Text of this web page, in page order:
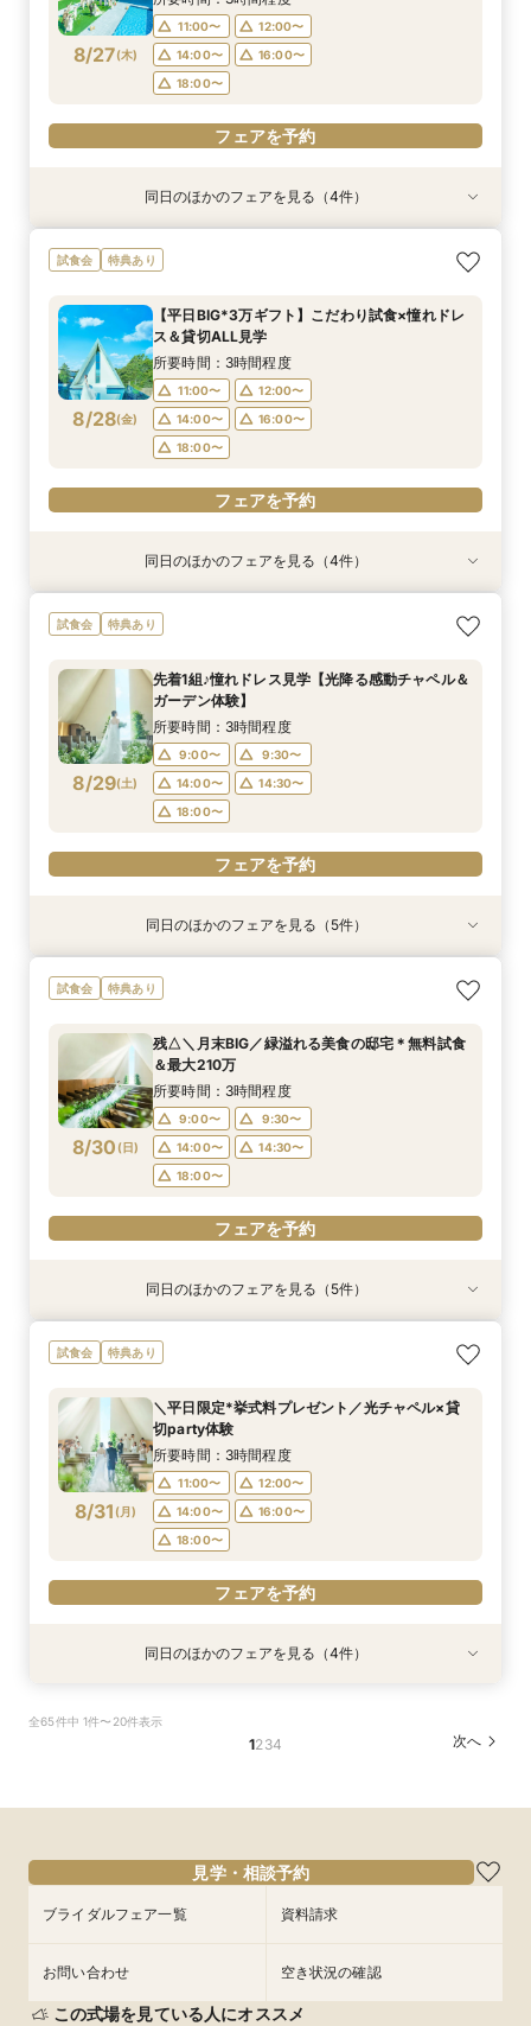
18:00〜
フェアを予約
18:00〜
フェアを予約
17:00〜
フェアを予約
17:00〜
フェアを予約
8/27(木)
11:00〜
12:00〜
14:00〜
16:00〜
18:00〜
フェアを予約
特典あり
8/27(木)
＼1軒目限定★3万ギフト付／ドレス＆挙式料プレ
ゼント×和牛試食
11:00〜
12:00〜
14:00〜
16:00〜
18:00〜
フェアを予約
特典あり
8/27(木)
【6名～30名の少人数婚】挙式＆会食Newプラ
ン誕生！無料試食付
11:00〜
12:00〜
14:00〜
16:00〜
18:00〜
フェアを予約
8/27(木)
【60分で完結】即決営業ナシで安心！気軽によ
りみちツアー
12:00〜
13:00〜
15:00〜
16:00〜
17:00〜
フェアを予約
8/27(木)
【タイパ重視！60分で完結◎】オンラインで会
場案内＆相談会
12:00〜
13:00〜
15:00〜
16:00〜
17:00〜
フェアを予約
同日のほかのフェアを見る（4件）
試食会 特典あり
8/28(金)
【平日BIG*3万ギフト】こだわり試食×憧れドレ
ス＆貸切ALL見学
所要時間：3時間程度
11:00〜
12:00〜
14:00〜
16:00〜
18:00〜
フェアを予約
特典あり
8/28(金)
＼1軒目限定★3万ギフト付／ドレス＆挙式料プレ
ゼント×和牛試食
11:00〜
14:00〜
16:00〜
18:00〜
フェアを予約
特典あり
8/28(金)
【6名～30名の少人数婚】挙式＆会食Newプラ
ン誕生！無料試食付
11:00〜
14:00〜
16:00〜
18:00〜
フェアを予約
8/28(金)
【60分で完結】即決営業ナシで安心！気軽によ
りみちツアー
12:00〜
15:00〜
16:00〜
17:00〜
フェアを予約
8/28(金)
【タイパ重視！60分で完結◎】オンラインで会
場案内＆相談会
12:00〜
15:00〜
16:00〜
17:00〜
フェアを予約
同日のほかのフェアを見る（4件）
試食会 特典あり
8/29(土)
先着1組♪憧れドレス見学【光降る感動チャペル＆
ガーデン体験】
所要時間：3時間程度
9:00〜
9:30〜
14:00〜
14:30〜
18:00〜
フェアを予約
特典あり
8/29(土)
＼1軒目限定★3万ギフト付／ドレス＆挙式料プレ
ゼント×和牛試食
9:00〜
18:00〜
フェアを予約
特典あり
8/29(土)
【6名～30名の少人数婚】挙式＆会食Newプラ
ン誕生！無料試食付
9:00〜
18:00〜
フェアを予約
8/29(土)
【タイパ重視！60分で完結◎】オンラインで会
場案内＆相談会
10:00〜
18:30〜
フェアを予約
8/29(土)
【60分で完結】即決営業ナシで安心！気軽によ
りみちツアー
10:30〜
フェアを予約
8/29(土)
【会場見学2件目以上◎】短縮90分Fair*雰囲気
比較×見積相談会
9:00〜
18:00〜
フェアを予約
同日のほかのフェアを見る（5件）
試食会 特典あり
8/30 (日)
残△＼月末BIG／緑溢れる美食の邸宅＊無料試食
＆最大210万
所要時間：3時間程度
9:00〜
9:30〜
14:00〜
14:30〜
18:00〜
フェアを予約
特典あり
8/30(日)
＼1軒目限定★3万ギフト付／ドレス＆挙式料プレ
ゼント×和牛試食
9:00〜
18:00〜
フェアを予約
特典あり
8/30(日)
【6名～30名の少人数婚】挙式＆会食Newプラ
ン誕生！無料試食付
9:00〜
18:00〜
フェアを予約
8/30(日)
【タイパ重視！60分で完結◎】オンラインで会
場案内＆相談会
10:00〜
18:30〜
フェアを予約
8/30(日)
【会場見学2件目以上◎】短縮90分Fair*雰囲気
比較×見積相談会
9:00〜
18:00〜
フェアを予約
8/30(日)
【60分で完結】即決営業ナシで安心！気軽によ
りみちツアー
10:00〜
フェアを予約
同日のほかのフェアを見る（5件）
試食会 特典あり
8/31 (月)
＼平日限定*挙式料プレゼント／光チャペル×貸
切party体験
所要時間：3時間程度
11:00〜
12:00〜
14:00〜
16:00〜
18:00〜
フェアを予約
特典あり
8/31
ゼント×和牛試食
特典あり
8/31
ン誕生！無料試食付
8/31
りみちツアー
8/31
場案内＆相談会
同日のほかのフェアを見る（4件）
全65件中 1件〜20件表示
1234 次へ
見学・相談予約
ブライダルフェア一覧 資料請求
お問い合わせ 空き状況の確認
この式場を見ている人にオススメ